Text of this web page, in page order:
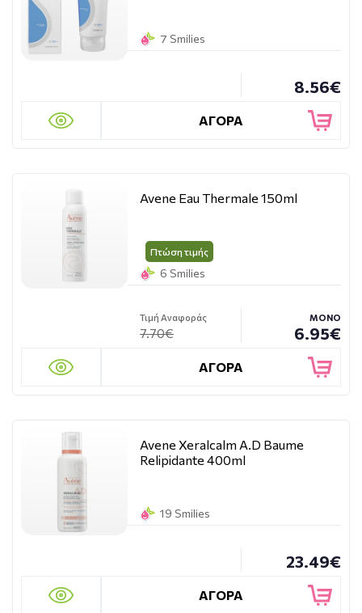
7 Smilies
8.56€
ΑΓΟΡΑ
Avene Eau Thermale 150ml
Πτώση τιμής
6 Smilies
Τιμή Αναφοράς
7.70€
ΜΟΝΟ
6.95€
ΑΓΟΡΑ
Avene Xeralcalm A.D Baume
Relipidante 400ml
19 Smilies
23.49€
ΑΓΟΡΑ